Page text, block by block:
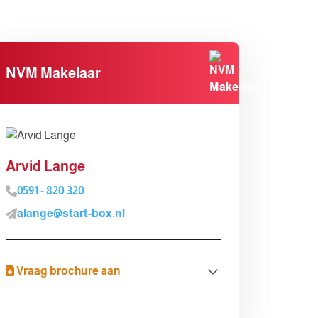
NVM Makelaar
Arvid Lange
0591 - 820 320
alange@start-box.nl
Vraag brochure aan